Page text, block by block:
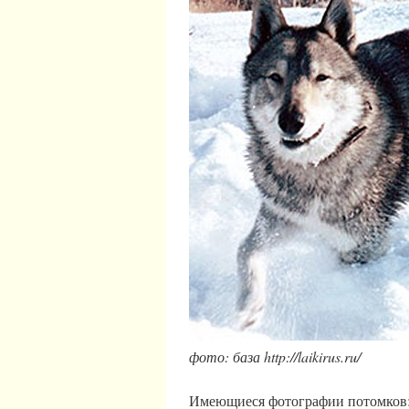
фото: база http://laikirus.ru/
Имеющиеся фотографии